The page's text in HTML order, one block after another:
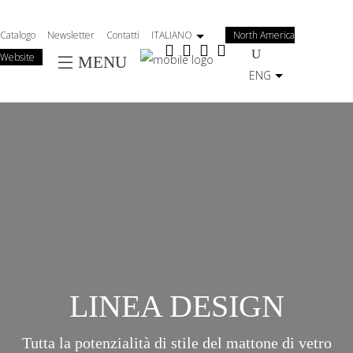
al
contenuto
Catalogo Newsletter Contatti ITALIANO
North America
Website
MENU
ENG
LINEA DESIGN
Tutta la potenzialità di stile del mattone di vetro